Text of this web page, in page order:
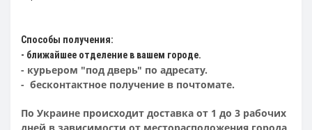
Способы получения:
- ближайшее отделение в вашем городе.
- курьером "под дверь" по адресату.
- бесконтактное получение в почтомате.
По Украине происходит доставка от 1 до 3 рабочих
дней в зависимости от месторасположения города